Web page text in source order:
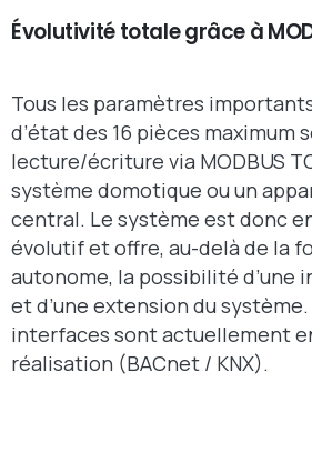
Évolutivité totale grâce à
Tous les paramètres
d’état des 16 pièces maximum
lecture/écriture via MODBUS
système domotique ou un
central. Le système est donc
évolutif et offre, au-delà de la
autonome, la possibilité d’une
et d’une extension du système.
interfaces sont actuellement
réalisation (BACnet / KNX).